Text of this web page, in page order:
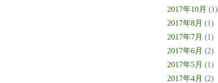
2017年10月 (1)
2017年8月 (1)
2017年7月 (1)
2017年6月 (2)
2017年5月 (1)
2017年4月 (2)